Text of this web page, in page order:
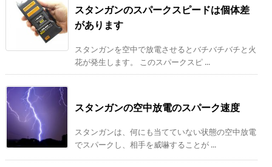
スタンガンのスパークスピードは個体差
があります
スタンガンを空中で放電させるとバチバチバチと火
花が発生します。 このスパークスピ ...
スタンガンの空中放電のスパーク速度
スタンガンは、何にも当てていない状態の空中放電
でスパークし、相手を威嚇することが ...